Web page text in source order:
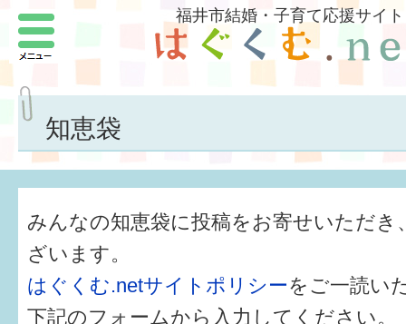
福井市結婚・子育て応援サイト
知恵袋
みんなの知恵袋に投稿をお寄せいただき
ざいます。
はぐくむ.netサイトポリシーをご一読い
下記のフォームから入力してください。
メニュー
結婚したい
子どもがほしい
福井の子育て環境
子どもを育てよう